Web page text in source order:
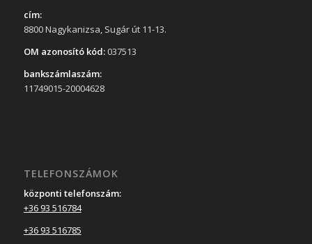
cím:
8800 Nagykanizsa, Sugár út 11-13.
OM azonosító kód:037513
bankszámlaszám:
11749015-20004628
TELEFONSZÁMOK
központi telefonszám:
+36 93 516784
+36 93 516785